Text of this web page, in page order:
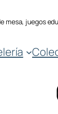
mesa, juegos